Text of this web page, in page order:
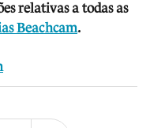
relativas a todas as
Beachcam.